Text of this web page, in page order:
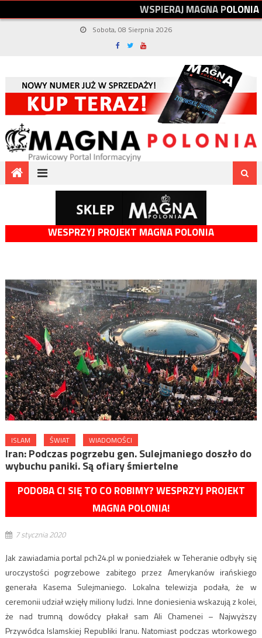
WSPIERAJMAGNAPOLONIA
Sobota, 08 Sierpnia 2026
WESPRZYJ PROJEKT MAGNA POLONIA
ISLAM ŚWIAT WIADOMOŚCI
Iran: Podczas pogrzebu gen. Sulejmaniego doszło do
wybuchu paniki. Są ofiary śmiertelne
PODOBA CI SIĘ TO CO ROBIMY? WESPRZYJ PROJEKT
MAGNA POLONIA!
7 stycznia 2020
Jak zawiadamia portal pch24.pl w poniedziałek w Teheranie odbyły się
uroczystości pogrzebowe zabitego przez Amerykanów irańskiego
generała Kasema Sulejmaniego. Lokalna telewizja podała, że w
ceremonii udział wzięły miliony ludzi. Inne doniesienia wskazują z kolei,
że nad trumną dowódcy płakał sam Ali Chamenei – Najwyższy
Przywódca Islamskiej Republiki Iranu. Natomiast podczas wtorkowego